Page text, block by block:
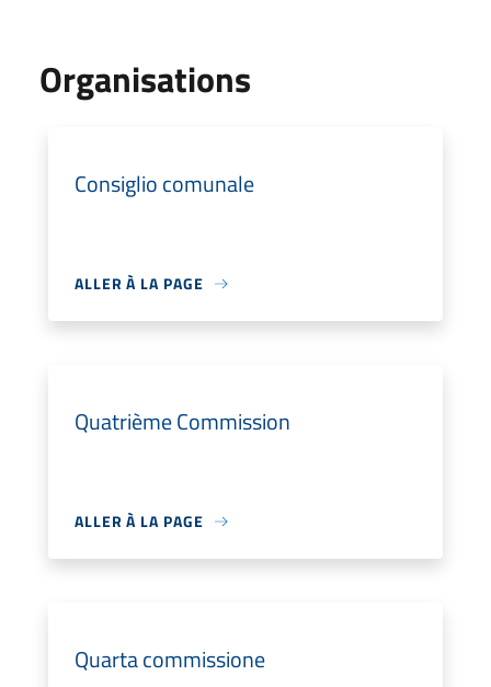
Organisations
Consiglio comunale
ALLER À LA PAGE
Quatrième Commission
ALLER À LA PAGE
Quarta commissione